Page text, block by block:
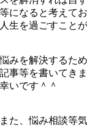
等になると考えて
人生を過ごすこと
悩みを解決するた
記事等を書いてき
幸いです＾＾
また、悩み相談等